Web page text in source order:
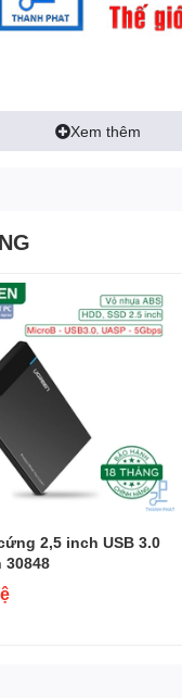
Xem thêm
2,5 inch USB 3.0
30848